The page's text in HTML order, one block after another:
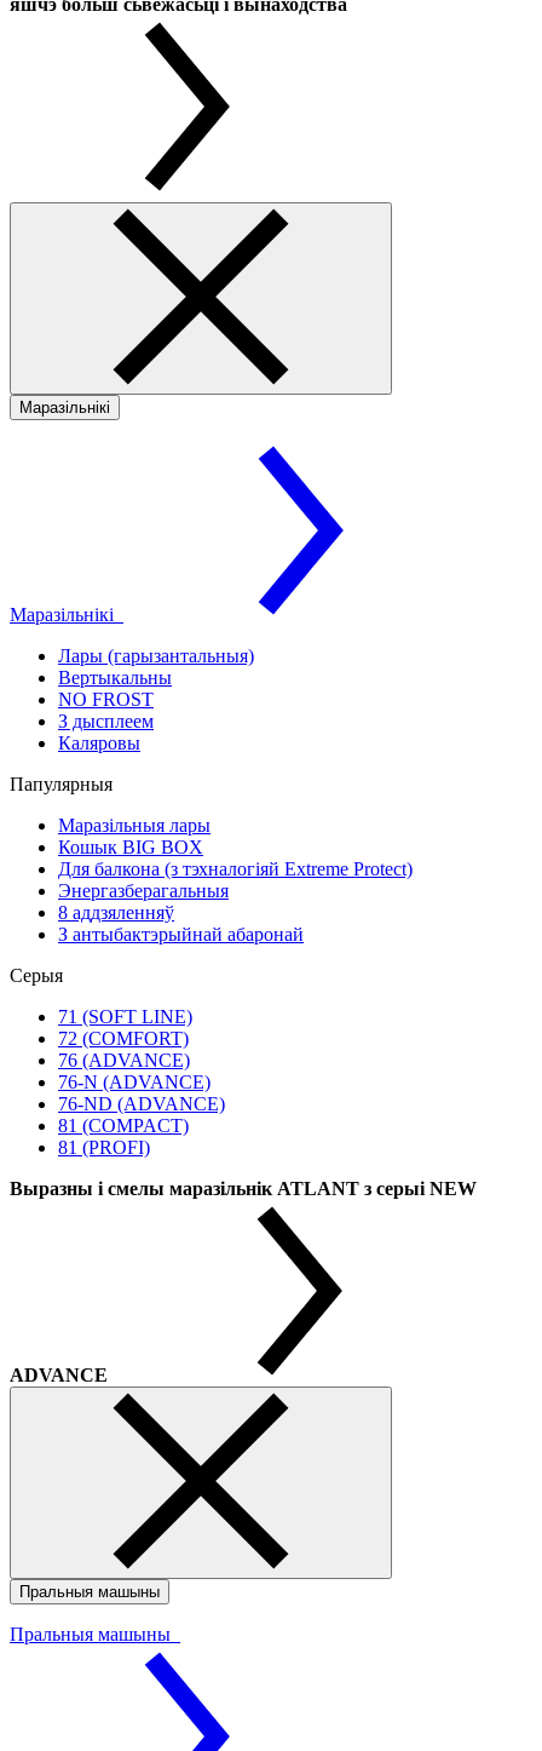
яшчэ больш сьвежасьці і вынаходства
Маразільнікі
Маразільнікі
Лары (гарызантальныя)
Вертыкальны
NO FROST
З дысплеем
Каляровы
Папулярныя
Маразільныя лары
Кошык BIG BOX
Для балкона (з тэхналогіяй Extreme Protect)
Энергазберагальныя
8 аддзяленняў
З антыбактэрыйнай абаронай
Серыя
71 (SOFT LINE)
72 (COMFORT)
76 (ADVANCE)
76-N (ADVANCE)
76-ND (ADVANCE)
81 (COMPACT)
81 (PROFI)
Выразны і смелы маразільнік ATLANT з серыі NEW
ADVANCE
Пральныя машыны
Пральныя машыны